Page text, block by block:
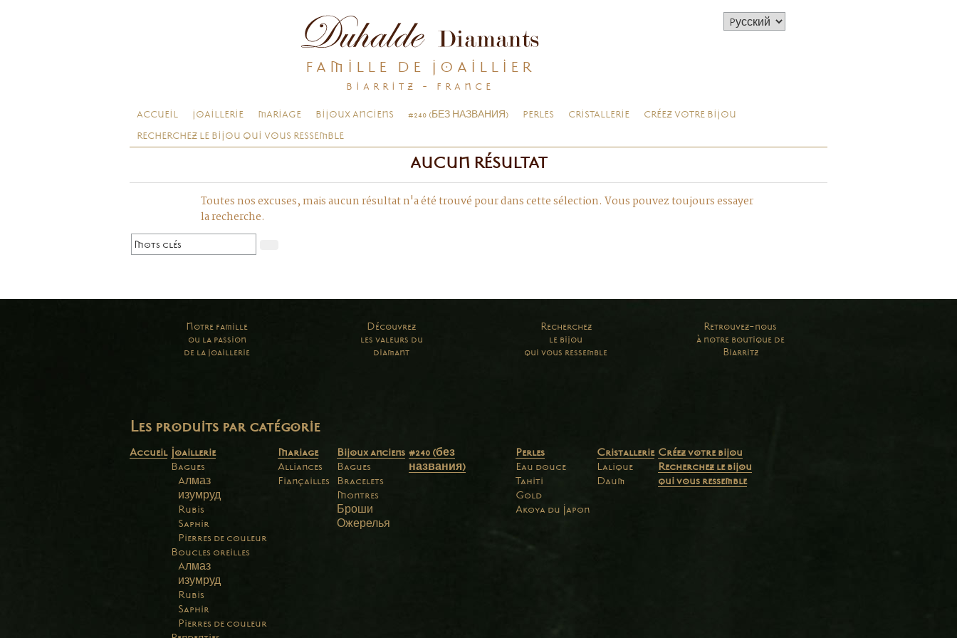
FAMILLE DE JOAILLIER
BIARRITZ - FRANCE
ACCUEIL JOAILLERIE MARIAGE BIJOUX ANCIENS #240 (БЕЗ НАЗВАНИЯ) PERLES CRISTALLERIE CRÉEZ VOTRE BIJOU
RECHERCHEZ LE BIJOU QUI VOUS RESSEMBLE
AUCUN RÉSULTAT
Toutes nos excuses, mais aucun résultat n'a été trouvé pour dans cette sélection. Vous pouvez toujours essayer
la recherche.
Notre famille
ou la passion
de la joaillerie
Découvrez
les valeurs du
diamant
Recherchez
le bijou
qui vous ressemble
Retrouvez-nous
à notre boutique de
Biarritz
Les produits par catégorie
Accueil Joaillerie
Bagues
Aлмаз
изумруд
Rubis
Saphir
Pierres de couleur
Boucles oreilles
Aлмаз
изумруд
Rubis
Saphir
Pierres de couleur
Mariage
Alliances
Fiançailles
Bijoux anciens
Bagues
Bracelets
Montres
Броши
Ожерелья
#240 (без
названия)
Perles
Eau douce
Tahiti
Gold
Akoya du Japon
Cristallerie
Lalique
Daum
Créez votre bijou
Recherchez le bijou
qui vous ressemble